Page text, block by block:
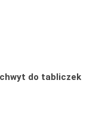
do tabliczek